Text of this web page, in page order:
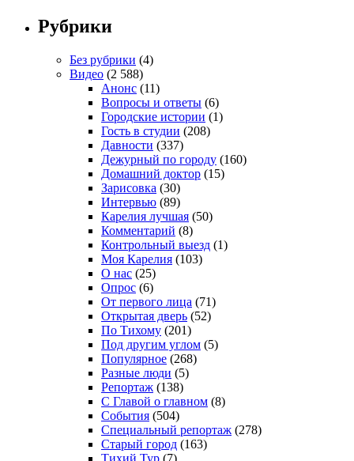
Рубрики
Без рубрики (4)
Видео (2 588)
Анонс (11)
Вопросы и ответы (6)
Городские истории (1)
Гость в студии (208)
Давности (337)
Дежурный по городу (160)
Домашний доктор (15)
Зарисовка (30)
Интервью (89)
Карелия лучшая (50)
Комментарий (8)
Контрольный выезд (1)
Моя Карелия (103)
О нас (25)
Опрос (6)
От первого лица (71)
Открытая дверь (52)
По Тихому (201)
Под другим углом (5)
Популярное (268)
Разные люди (5)
Репортаж (138)
С Главой о главном (8)
События (504)
Специальный репортаж (278)
Старый город (163)
Тихий Тур (7)